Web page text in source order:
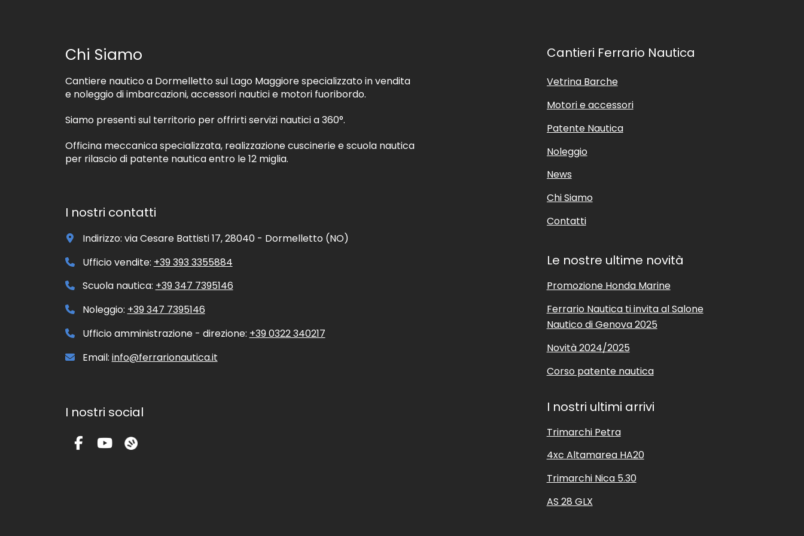
Chi Siamo
Cantiere nautico a Dormelletto sul Lago Maggiore specializzato in vendita
e noleggio di imbarcazioni, accessori nautici e motori fuoribordo.
Siamo presenti sul territorio per offrirti servizi nautici a 360°.
Officina meccanica specializzata, realizzazione cuscinerie e scuola nautica
per rilascio di patente nautica entro le 12 miglia.
I nostri contatti
Indirizzo: via Cesare Battisti 17, 28040 - Dormelletto (NO)
Ufficio vendite: +39 393 3355884
Scuola nautica: +39 347 7395146
Noleggio: +39 347 7395146
Ufficio amministrazione - direzione: +39 0322 340217
Email: info@ferrarionautica.it
I nostri social
Cantieri Ferrario Nautica
Vetrina Barche
Motori e accessori
Patente Nautica
Noleggio
News
Chi Siamo
Contatti
Le nostre ultime novità
Promozione Honda Marine
Ferrario Nautica ti invita al Salone
Nautico di Genova 2025
Novità 2024/2025
Corso patente nautica
I nostri ultimi arrivi
Trimarchi Petra
4xc Altamarea HA20
Trimarchi Nica 5.30
AS 28 GLX